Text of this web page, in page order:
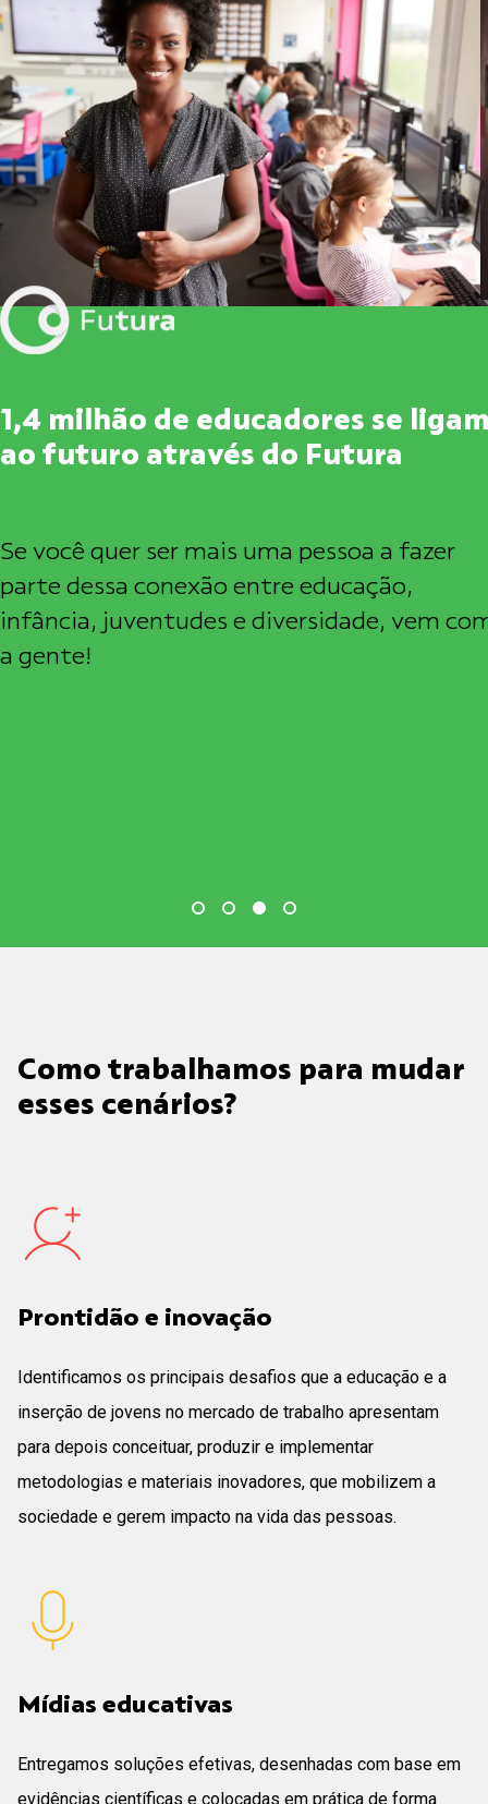
1,4 milhão de educadores se
ao futuro através do Futura
Se você quer ser mais uma pessoa a fazer
parte dessa conexão entre educação,
infância, juventudes e diversidade, vem
a gente!
Como trabalhamos para mudar
esses cenários?
Prontidão e inovação
Identificamos os principais desafios que a educação e a
inserção de jovens no mercado de trabalho apresentam
para depois conceituar, produzir e implementar
metodologias e materiais inovadores, que mobilizem a
sociedade e gerem impacto na vida das pessoas.
Mídias educativas
Entregamos soluções efetivas, desenhadas com base em
evidências científicas e colocadas em prática de forma